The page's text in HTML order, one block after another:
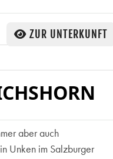
ZUR UNTERKUNFT
aber auch
Unken im Salzburger